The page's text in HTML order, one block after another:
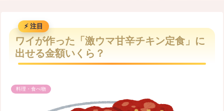
M
t
ワイが作った「激ウマ甘辛チキン定食」に
出せる金額いくら？
料理・食べ物